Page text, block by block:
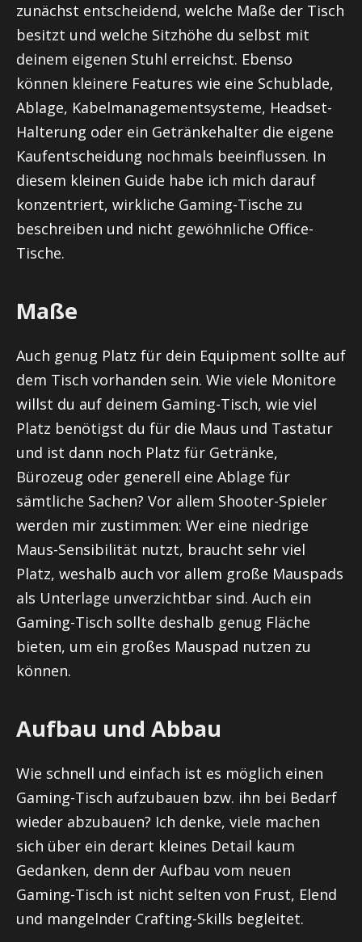
zunächst entscheidend, welche Maße der Tisch
besitzt und welche Sitzhöhe du selbst mit
deinem eigenen Stuhl erreichst. Ebenso
können kleinere Features wie eine Schublade,
Ablage, Kabelmanagementsysteme, Headset-
Halterung oder ein Getränkehalter die eigene
Kaufentscheidung nochmals beeinflussen. In
diesem kleinen Guide habe ich mich darauf
konzentriert, wirkliche Gaming-Tische zu
beschreiben und nicht gewöhnliche Office-
Tische.
Maße
Auch genug Platz für dein Equipment sollte auf
dem Tisch vorhanden sein. Wie viele Monitore
willst du auf deinem Gaming-Tisch, wie viel
Platz benötigst du für die Maus und Tastatur
und ist dann noch Platz für Getränke,
Bürozeug oder generell eine Ablage für
sämtliche Sachen? Vor allem Shooter-Spieler
werden mir zustimmen: Wer eine niedrige
Maus-Sensibilität nutzt, braucht sehr viel
Platz, weshalb auch vor allem große Mauspads
als Unterlage unverzichtbar sind. Auch ein
Gaming-Tisch sollte deshalb genug Fläche
bieten, um ein großes Mauspad nutzen zu
können.
Aufbau und Abbau
Wie schnell und einfach ist es möglich einen
Gaming-Tisch aufzubauen bzw. ihn bei Bedarf
wieder abzubauen? Ich denke, viele machen
sich über ein derart kleines Detail kaum
Gedanken, denn der Aufbau vom neuen
Gaming-Tisch ist nicht selten von Frust, Elend
und mangelnder Crafting-Skills begleitet.